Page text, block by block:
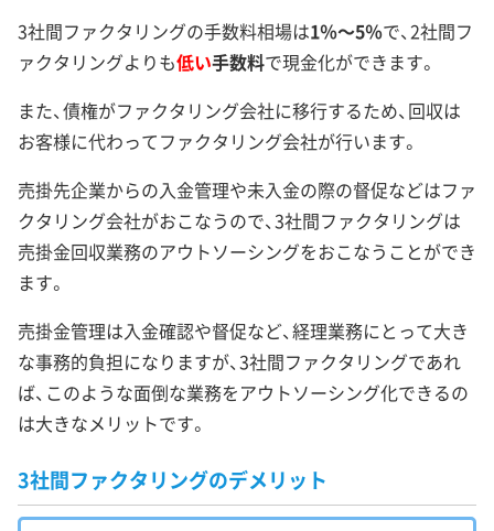
3社間ファクタリングの手数料相場は1％～5％で、2社間フ
ァクタリングよりも低い手数料で現金化ができます。
また、債権がファクタリング会社に移行するため、回収は
お客様に代わってファクタリング会社が行います。
売掛先企業からの入金管理や未入金の際の督促などはファ
クタリング会社がおこなうので、3社間ファクタリングは
売掛金回収業務のアウトソーシングをおこなうことができ
ます。
売掛金管理は入金確認や督促など、経理業務にとって大き
な事務的負担になりますが、3社間ファクタリングであれ
ば、このような面倒な業務をアウトソーシング化できるの
は大きなメリットです。
3社間ファクタリングのデメリット